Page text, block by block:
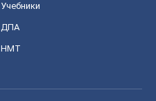
Учебники
ДПА
НМТ